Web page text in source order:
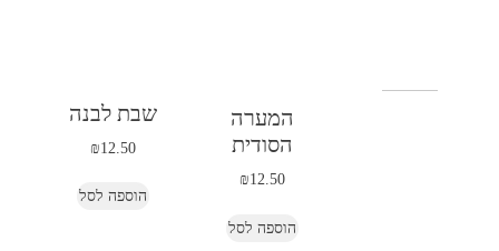
המערה
הסודית
₪12.50
הוספה לסל
שבת לבנה
₪12.50
הוספה לסל